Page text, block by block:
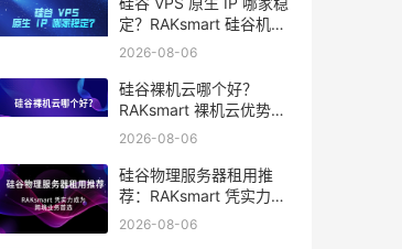
定？RAKsmart 硅谷机房
深度评测
2026-08-06
硅谷裸机云哪个好？
RAKsmart 裸机云优势全
解析
2026-08-06
硅谷物理服务器租用推
荐：RAKsmart 凭实力成
为跨境业务首选
2026-08-06